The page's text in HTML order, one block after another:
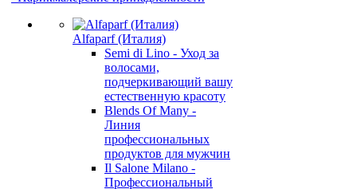
Alfaparf (Италия)
Semi di Lino - Уход за
волосами,
подчеркивающий вашу
естественную красоту
Blends Of Many -
Линия
профессиональных
продуктов для мужчин
Il Salone Milano -
Профессиональный